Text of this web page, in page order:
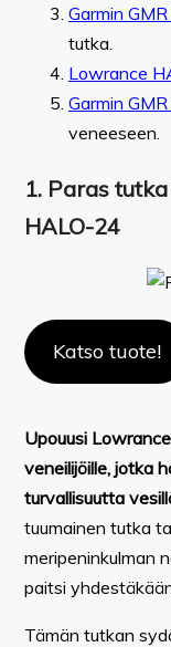
Garmin
tutka.
Lowrance
Garmin
veneeseen.
1. Paras
HALO-24
Katso tuote!
Upouusi
veneilijöille, jotka
turvallisuutta
tuumainen tutka
meripeninkulman
paitsi
Tämän tutkan